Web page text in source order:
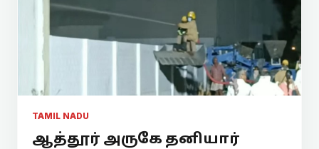
TAMIL NADU
ஆத்தூர் அருகே தனியார்